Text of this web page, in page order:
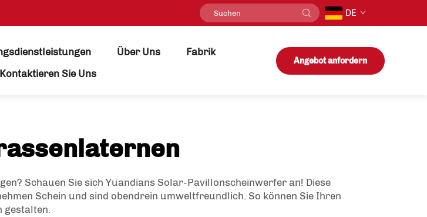
DE
Über Uns
Fabrik
Kontaktieren Sie Uns
Angebot anfordern
Schauen Sie sich Yuandians Solar-Pavillonscheinwerfer an! Diese
Schein und sind obendrein umweltfreundlich. So können Sie Ihren
gestalten.